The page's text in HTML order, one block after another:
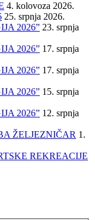
4. kolovoza 2026.
25. srpnja 2026.
2026” 23. srpnja
2026” 17. srpnja
2026” 17. srpnja
2026” 15. srpnja
2026” 12. srpnja
ŽELJEZNIČAR 1.
REKREACIJE